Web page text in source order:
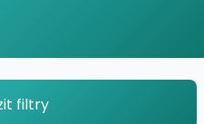
filtry